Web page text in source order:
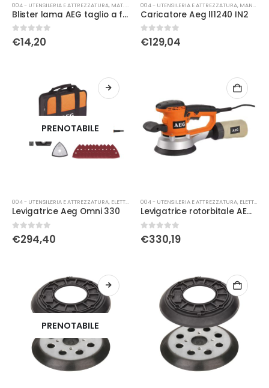
004 - UTENSILERIA E ATTREZZATURA, MAT. DI CONSUMO
Blister lama AEG taglio a filo 4932430319
0Su 5
€14,20
004 - UTENSILERIA E ATTREZZATURA, MANUALE
Caricatore Aeg ll1240 IN2
0Su 5
€129,04
PRENOTABILE
004 - UTENSILERIA E ATTREZZATURA, ELETTRICA
Levigatrice Aeg Omni 330
0Su 5
€294,40
004 - UTENSILERIA E ATTREZZATURA, ELETTRICA
Levigatrice rotorbitale AEG EX 150 Es
0Su 5
€330,19
PRENOTABILE